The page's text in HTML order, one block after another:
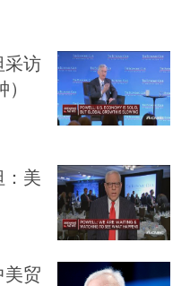
采访
：美
美贸